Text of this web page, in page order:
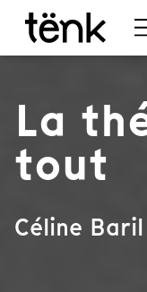
La
tout
Céline Baril